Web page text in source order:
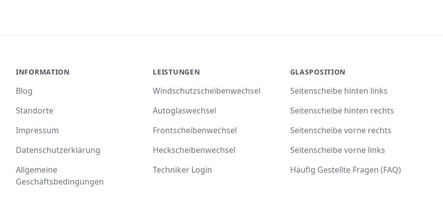
INFORMATION
Blog
Standorte
Impressum
Datenschutzerklärung
Allgemeine
Geschäftsbedingungen
LEISTUNGEN
Windschutzscheibenwechsel
Autoglaswechsel
Frontscheibenwechsel
Heckscheibenwechsel
Techniker Login
GLASPOSITION
Seitenscheibe hinten links
Seitenscheibe hinten rechts
Seitenscheibe vorne rechts
Seitenscheibe vorne links
Häufig Gestellte Fragen (FAQ)